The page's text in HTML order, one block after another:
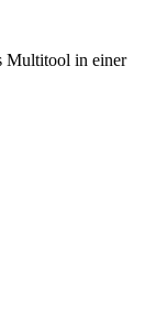
Multitool in einer